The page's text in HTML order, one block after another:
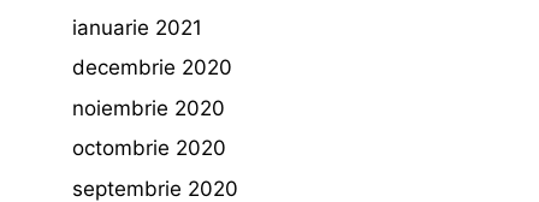
ianuarie 2021
decembrie 2020
noiembrie 2020
octombrie 2020
septembrie 2020